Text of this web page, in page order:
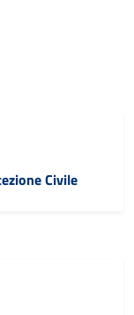
Civile